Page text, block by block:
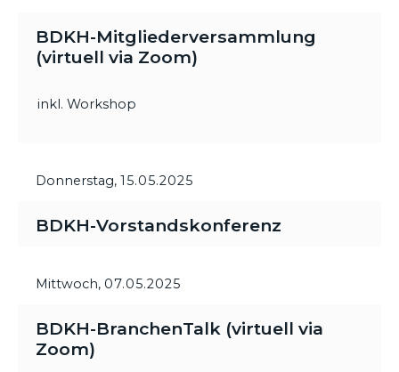
BDKH-Mitgliederversammlung
(virtuell via Zoom)
inkl. Workshop
Donnerstag, 15.05.2025
BDKH-Vorstandskonferenz
Mittwoch, 07.05.2025
BDKH-BranchenTalk (virtuell via
Zoom)